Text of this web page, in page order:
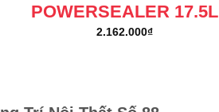
POWERSEALER 17.5L
2.162.000₫